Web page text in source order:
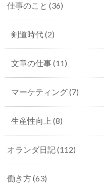
仕事のこと (36)
剣道時代(2)
文章の仕事(11)
マーケティング(7)
生産性向上 (8)
オランダ日記(112)
働き方(63)